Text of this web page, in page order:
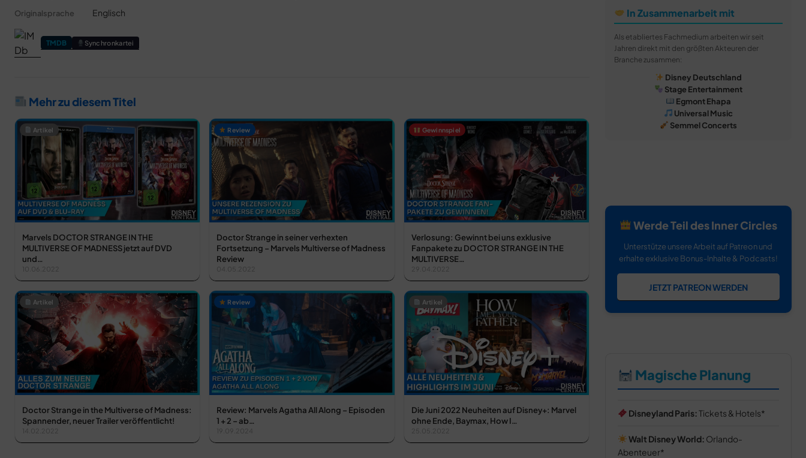
Originalsprache Englisch
TMDB Synchronkartei
Mehr zu diesem Titel
Artikel
Marvels DOCTOR STRANGE IN THE
MULTIVERSE OF MADNESS jetzt auf DVD
und…
Review
Doctor Strange in seiner verhexten
Fortsetzung – Marvels Multiverse of Madness
Review
04.05.2022
Gewinnspiel
Verlosung: Gewinnt bei uns exklusive
Fanpakete zu DOCTOR STRANGE IN THE
MULTIVERSE…
29.04.2022
Artikel
Doctor Strange in the Multiverse of Madness:
Spannender, neuer Trailer veröffentlicht!
Review
Review: Marvels Agatha All Along – Episoden
1 + 2 – ab…
19.09.2024
Artikel
Die Juni 2022 Neuheiten auf Disney+: Marvel
ohne Ende, Baymax, How I…
25.05.2022
In Zusammenarbeit mit
Als etabliertes Fachmedium arbeiten wir seit
Jahren direkt mit den größten Akteuren der
Branche zusammen:
Disney Deutschland
Stage Entertainment
Egmont Ehapa
Universal Music
Semmel Concerts
Werde Teil des Inner Circles
Unterstütze unsere Arbeit auf Patreon und
erhalte exklusive Bonus-Inhalte & Podcasts!
JETZT PATREON WERDEN
Magische Planung
Disneyland Paris:Tickets & Hotels
Walt Disney World: Orlando-
Abenteuer